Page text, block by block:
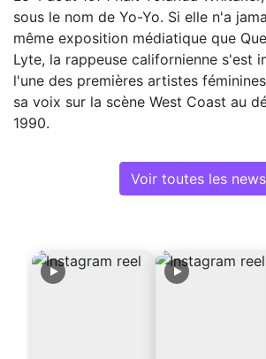
sous le nom de Yo-Yo. Si elle n'a
même exposition médiatique que
Lyte, la rappeuse californienne s'est
l'une des premières artistes
sa voix sur la scène West Coast au
1990.
Voir toutes les news